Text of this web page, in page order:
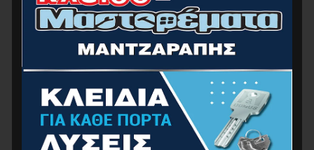
NAKAYAMA PRO NS5010 Ψεκαστήρας 5Lt